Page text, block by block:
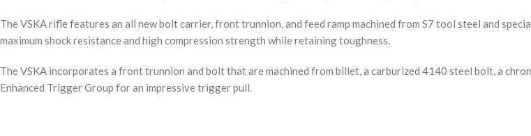
The VSKA rifle features an all new bolt carrier, front trunnion, and feed ramp machined from S7 tool steel and
maximum shock resistance and high compression strength while retaining toughness.
The VSKA incorporates a front trunnion and bolt that are machined from billet, a carburized 4140 steel bolt, a
Enhanced Trigger Group for an impressive trigger pull.